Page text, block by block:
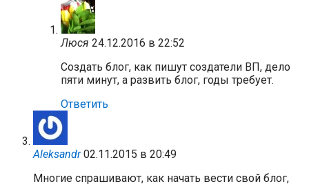
Люся 24.12.2016 в 22:52
Создать блог, как пишут создатели ВП, дело
пяти минут, а развить блог, годы требует.
Ответить
Aleksandr 02.11.2015 в 20:49
Многие спрашивают, как начать вести свой блог,